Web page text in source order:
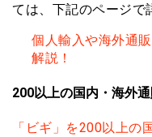
ては、下記のページで
個人輸入や海外通
解説！
200以上の国内・海外
「ビギ」を200以上の